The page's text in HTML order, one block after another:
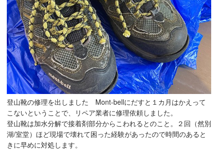
登山靴の修理を出しました Mont-bellにだすと１カ月はかえって
こないということで、リペア業者に修理依頼しました。
登山靴は加水分解で接着剤部分からこわれるとのこと。２回（然別
湖/室堂）ほど現場で壊れて困った経験があったので時間のあると
きに早めに対処します。